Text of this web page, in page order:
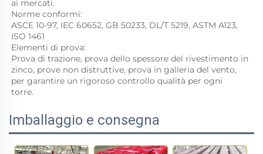
ai mercati.
Norme conformi:
ASCE 10-97, IEC 60652, GB 50233, DL/T 5219, ASTM A123,
ISO 1461
Elementi di prova:
Prova di trazione, prova dello spessore del rivestimento in
zinco, prove non distruttive, prova in galleria del vento,
per garantire un rigoroso controllo qualità per ogni
torre.
Imballaggio e consegna